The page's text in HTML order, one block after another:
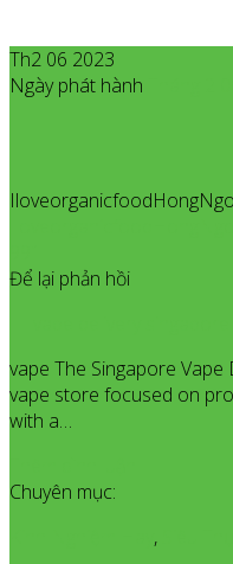
Th2 06 2023
Ngày phát hành
Để lại phản hồi
vape The Singapore
vape store focused on
with a…
Chuyên mục:
,